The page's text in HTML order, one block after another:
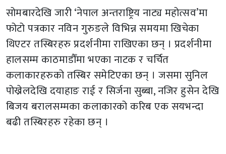
सोमबारदेखि जारी ‘नेपाल अन्तराष्ट्रिय नाट्य महोत्सव’मा
फोटो पत्रकार नविन गुरुङले विभिन्न समयमा खिचेका
थिएटर तस्बिरहरु प्रदर्शनीमा राखिएका छन् । प्रदर्शनीमा
हालसम्म काठमाडौँमा भएका नाटक र चर्चित
कलाकारहरुको तस्बिर समेटिएका छन् । जसमा सुनिल
पोख्रेलदेखि दयाहाङ राई र सिर्जना सुब्बा, नजिर हुसेन देखि
बिजय बरालसम्मका कलाकारको करिब एक सयभन्दा
बढी तस्बिरहरु रहेका छन् ।